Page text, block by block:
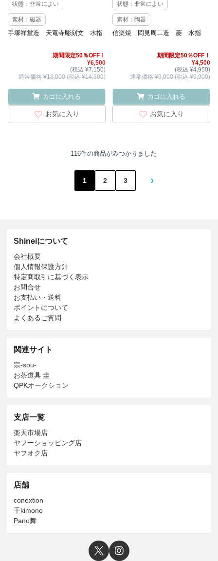
状態：非常によい
素材：磁器
手塚祥堂造 天竜寺彫刻文 水指
期間限定50％OFF！
¥6,500
(税込 ¥7,150)
通常価格 ¥13,000 (税込 ¥14,300)
カゴに入れる
お気に入り
状態：非常によい
素材：陶器
信楽焼 岡見周二造 菱 水指
期間限定50％OFF！
¥4,500
(税込 ¥4,950)
通常価格 ¥9,000 (税込 ¥9,900)
カゴに入れる
お気に入り
116件の商品がみつかりました
1 2 3 ›
Shineiについて
会社概要
個人情報保護方針
特定商取引に基づく表示
お問合せ
お支払い・送料
ポイントについて
よくあるご質問
関連サイト
宗-sou-
お茶道具 圭
QPKオークション
支店一覧
楽天市場店
ヤフーショッピング店
ヤフオク店
店舗
conextion
千kimono
Pano舞